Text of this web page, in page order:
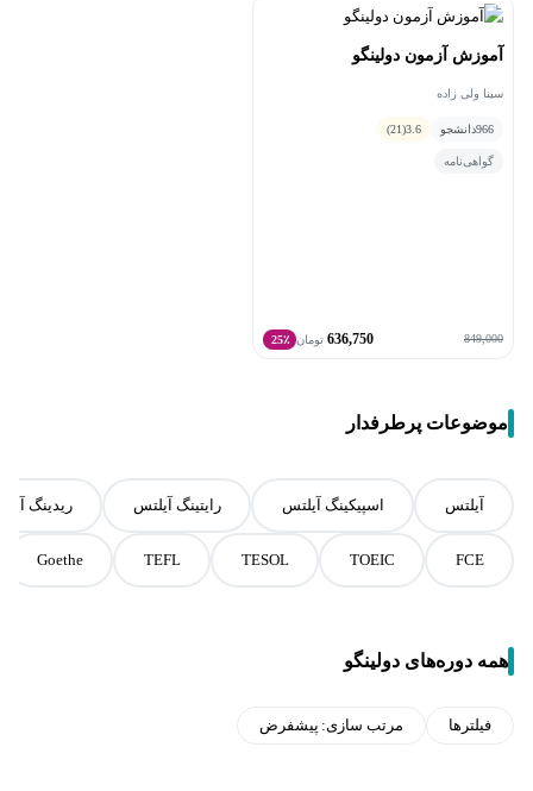
آموزش آزمون دولینگو
سینا ولی زاده
966دانشجو 3.6
(21)
گواهی‌نامه
849,000
636,750 تومان 25٪
موضوعات پرطرفدار
آیلتس اسپیکینگ آیلتس رایتینگ آیلتس ریدینگ
FCE
TOEIC
TESOL
TEFL
Goethe
همه دوره‌های دولینگو
فیلترها مرتب سازی: پیشفرض